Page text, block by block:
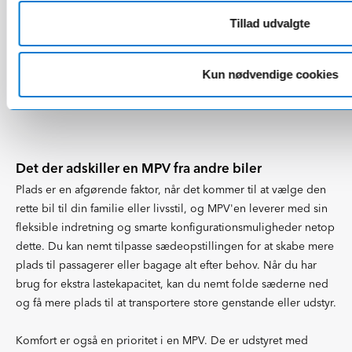
Tillad udvalgte
Kun nødvendige cookies
Et af de bilmærker der er kendt for at være markedsledende
indenfor MPV'er, erMercedes-Benz, da de virkelig har taget
mange passagerer, biler med borde i midten af kabinen og
selvfølgelig biler med køkken og overnatningsmuligheder.
Det der adskiller en MPV fra andre biler
Plads er en afgørende faktor, når det kommer til at vælge den
rette bil til din familie eller livsstil, og MPV'en leverer med sin
fleksible indretning og smarte konfigurationsmuligheder netop
dette. Du kan nemt tilpasse sædeopstillingen for at skabe mere
plads til passagerer eller bagage alt efter behov. Når du har
brug for ekstra lastekapacitet, kan du nemt folde sæderne ned
og få mere plads til at transportere store genstande eller udstyr.
Komfort er også en prioritet i en MPV. De er udstyret med